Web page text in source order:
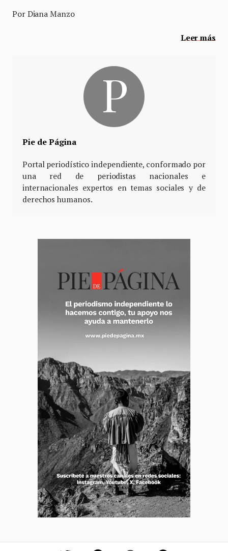
Por Diana Manzo
Leer más
Pie de Página
Portal periodístico independiente, conformado por
una red de periodistas nacionales e
internacionales expertos en temas sociales y de
derechos humanos.